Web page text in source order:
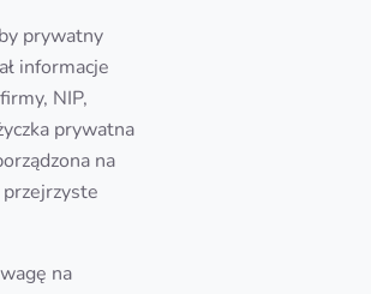
prywatny
informacje
NIP,
prywatna
na
na